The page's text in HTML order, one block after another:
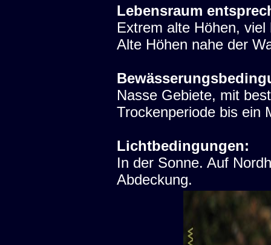
Lebensraum
Extrem alte Höhen,
Alte Höhen nahe der
Nasse Gebiete, mit
Trockenperiode bis ein
Lichtbedingungen:
In der Sonne. Auf
Abdeckung.